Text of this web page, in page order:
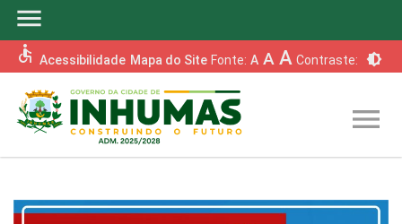
menu
accessible Acessibilidade Mapa do Site Fonte: A A A Contraste: brightness_6
menu